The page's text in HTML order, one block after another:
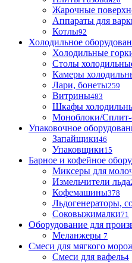
Жарочные
Аппараты для
Котлы92
Холодильное
Холодильные
Столы
Камеры
Лари, бонеты259
Витрины483
Шкафы
Моноблоки/
Упаковочное
Запайщики46
Упаковщики15
Барное и кофейное
Миксеры для
Измельчители льда
Кофемашины378
Льдогенераторы,
Соковыжималки71
Оборудование для
Меланжеры 7
Смеси для мягкого
Смеси для вафель4